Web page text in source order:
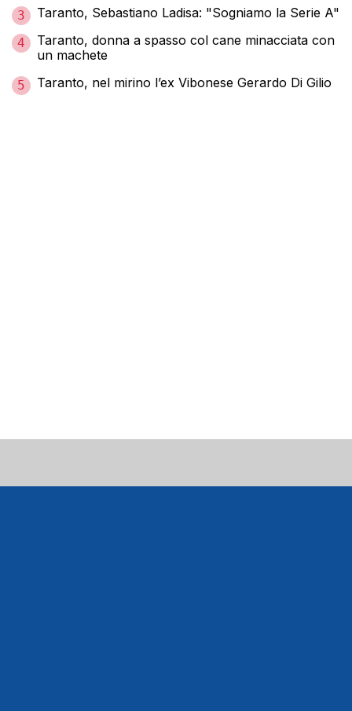
3 Taranto, Sebastiano Ladisa: "Sogniamo la Serie A"
4
Taranto, donna a spasso col cane minacciata con
un machete
5 Taranto, nel mirino l’ex Vibonese Gerardo Di Gilio